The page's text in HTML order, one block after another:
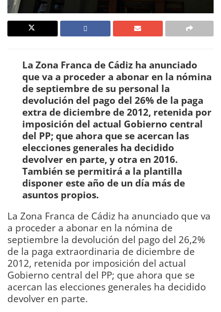
La Zona Franca de Cádiz ha anunciado
que va a proceder a abonar en la nómina
de septiembre de su personal la
devolución del pago del 26% de la paga
extra de diciembre de 2012, retenida por
imposición del actual Gobierno central
del PP; que ahora que se acercan las
elecciones generales ha decidido
devolver en parte, y otra en 2016.
También se permitirá a la plantilla
disponer este año de un día más de
asuntos propios.
La Zona Franca de Cádiz ha anunciado que va
a proceder a abonar en la nómina de
septiembre la devolución del pago del 26,2%
de la paga extraordinaria de diciembre de
2012, retenida por imposición del actual
Gobierno central del PP; que ahora que se
acercan las elecciones generales ha decidido
devolver en parte.